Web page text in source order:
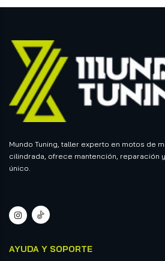
Mundo Tuning, taller experto en motos de
cilindrada, ofrece mantención, reparación
único.
AYUDA Y SOPORTE